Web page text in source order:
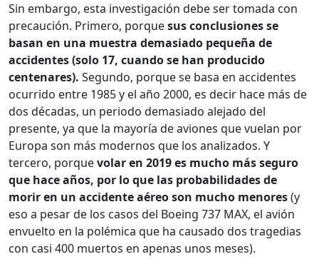
Sin embargo, esta investigación debe ser tomada con
precaución. Primero, porquesus conclusiones se
basan en una muestra demasiado pequeña de
accidentes (solo 17, cuando se han producido
centenares). Segundo, porque se basa en accidentes
ocurrido entre 1985 y el año 2000, es decir hace más de
dos décadas, un periodo demasiado alejado del
presente, ya que la mayoría de aviones que vuelan por
Europa son más modernos que los analizados. Y
tercero, porquevolar en 2019 es mucho más seguro
que hace años, por lo que las probabilidades de
morir en un accidente aéreo son mucho menores(y
eso a pesar de los casos del Boeing 737 MAX, el avión
envuelto en la polémica que ha causado dos tragedias
con casi 400 muertos en apenas unos meses).